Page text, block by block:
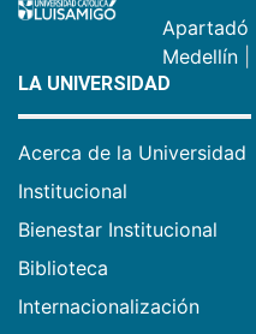
Apartadó
Medellín
LA UNIVERSIDAD
Acerca de la Universidad
Institucional
Bienestar Institucional
Biblioteca
Internacionalización